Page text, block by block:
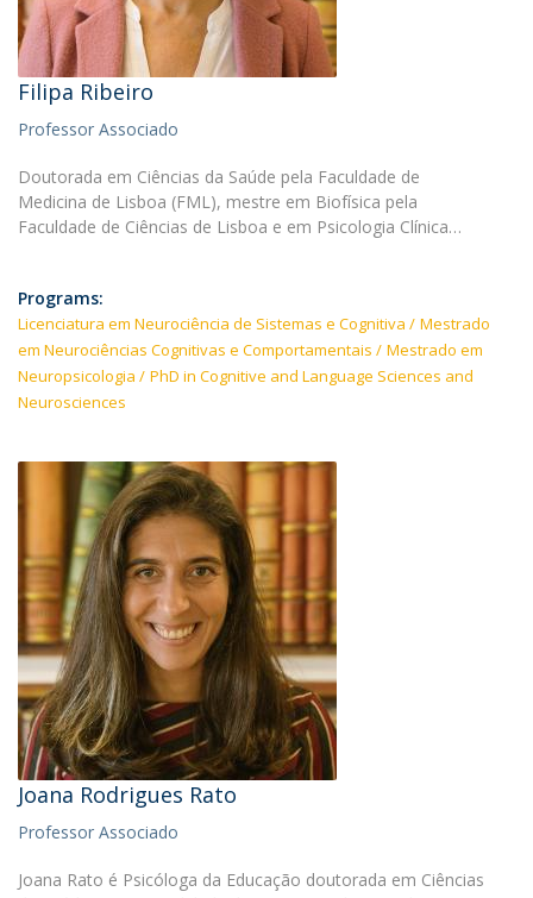
Filipa Ribeiro
Professor Associado
Doutorada em Ciências da Saúde pela Faculdade de
Medicina de Lisboa (FML), mestre em Biofísica pela
Faculdade de Ciências de Lisboa e em Psicologia Clínica…
Programs:
Licenciatura em Neurociência de Sistemas e Cognitiva
Mestrado
em Neurociências Cognitivas e Comportamentais
Mestrado em
Neuropsicologia
PhD in Cognitive and Language Sciences and
Neurosciences
Joana Rodrigues Rato
Professor Associado
Joana Rato é Psicóloga da Educação doutorada em Ciências